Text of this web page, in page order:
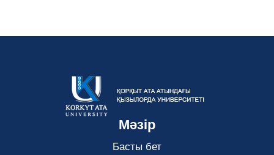
Мәзір
Басты бет